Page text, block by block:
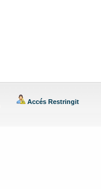
Accés Restringit